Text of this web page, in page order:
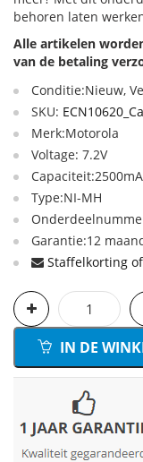
behoren laten
Alle artikelen
van de betaling
Conditie:Nieuw,
SKU:
Merk:Motorola
Voltage: 7.2V
Type:NI-MH
Garantie:12
Staffelkorting
IN DE